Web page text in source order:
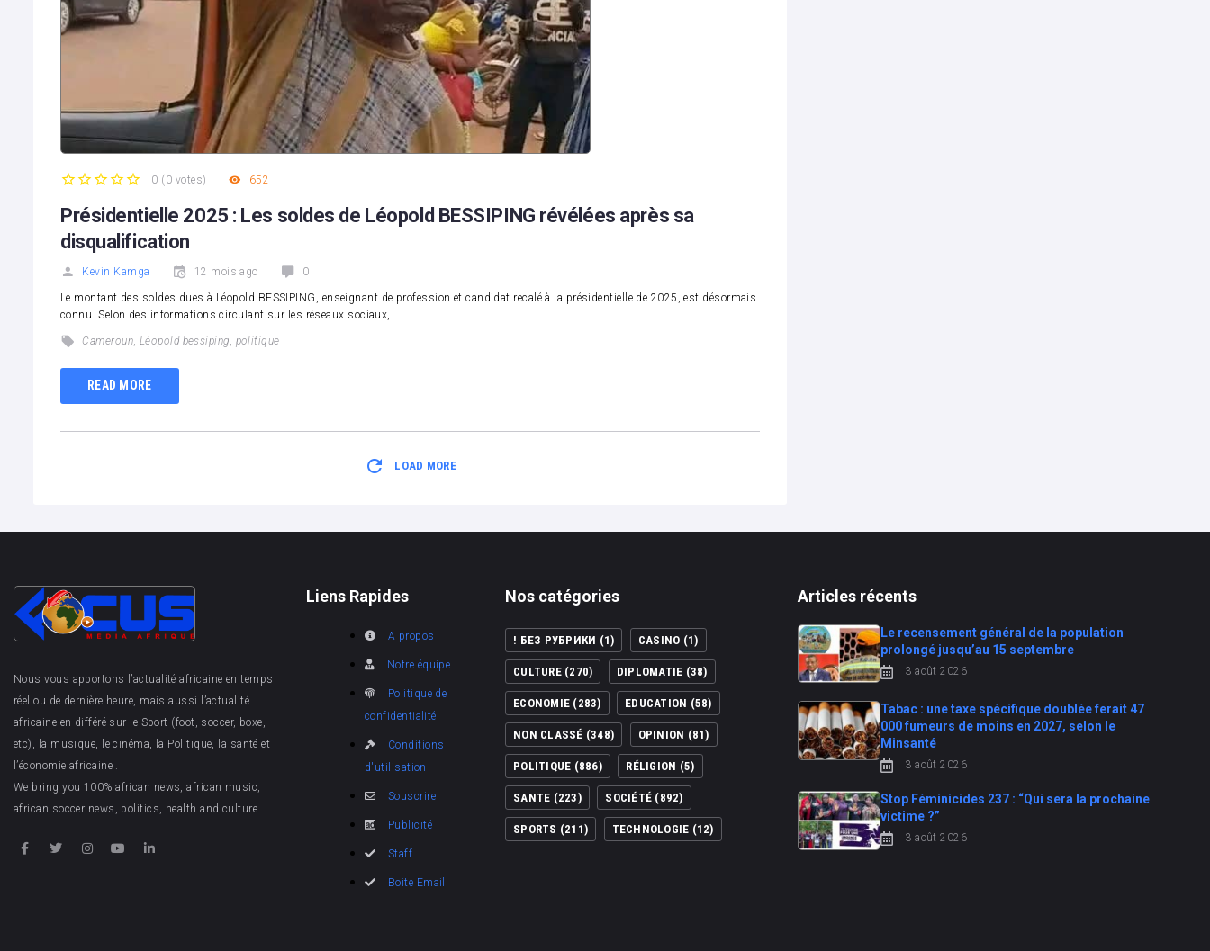
0 ( 0 votes) 652
Présidentielle 2025 : Les soldes de Léopold BESSIPING révélées après sa
disqualification
Kevin Kamga 12 mois ago 0
Le montant des soldes dues à Léopold BESSIPING, enseignant de profession et candidat recalé à la présidentielle de 2025, est désormais
connu. Selon des informations circulant sur les réseaux sociaux,…
Cameroun, Léopold bessiping, politique
READ MORE
LOAD MORE
Nous vous apportons l’actualité africaine en temps
réel ou de dernière heure, mais aussi l’actualité
africaine en différé sur le Sport (foot, soccer, boxe,
etc), la musique, le cinéma, la Politique, la santé et
l’économie africaine .
We bring you 100% african news, african music,
african soccer news, politics, health and culture.
Liens Rapides
A propos
Notre équipe
Politique de
confidentialité
Conditions
d'utilisation
Souscrire
Publicité
Staff
Boite Email
Nos catégories
! БЕЗ РУБРИКИ (1) CASINO (1)
CULTURE(270) DIPLOMATIE (38)
ECONOMIE (283) EDUCATION (58)
NON CLASSÉ (348) OPINION (81)
POLITIQUE (886) RÉLIGION (5)
SANTE (223) SOCIÉTÉ (892)
SPORTS (211) TECHNOLOGIE (12)
Articles récents
Le recensement général de la population
prolongé jusqu’au 15 septembre
3 août 2026
Tabac : une taxe spécifique doublée ferait 47
000 fumeurs de moins en 2027, selon le
Minsanté
3 août 2026
Stop Féminicides 237 : “Qui sera la prochaine
victime ?”
3 août 2026